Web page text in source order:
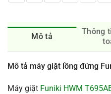
Mô tả
Thông
Mô tả máy giặt lồng đứng
Máy giặt Funiki HWM